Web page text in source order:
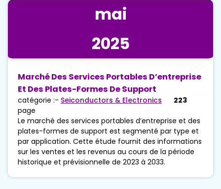
mai
2025
Marché Des Services Portables D’entreprise
Et Des Plates-Formes De Support
catégorie :- Seiconductors & Electronics
223
page
Le marché des services portables d’entreprise et des
plates-formes de support est segmenté par type et
par application. Cette étude fournit des informations
sur les ventes et les revenus au cours de la période
historique et prévisionnelle de 2023 à 2033.